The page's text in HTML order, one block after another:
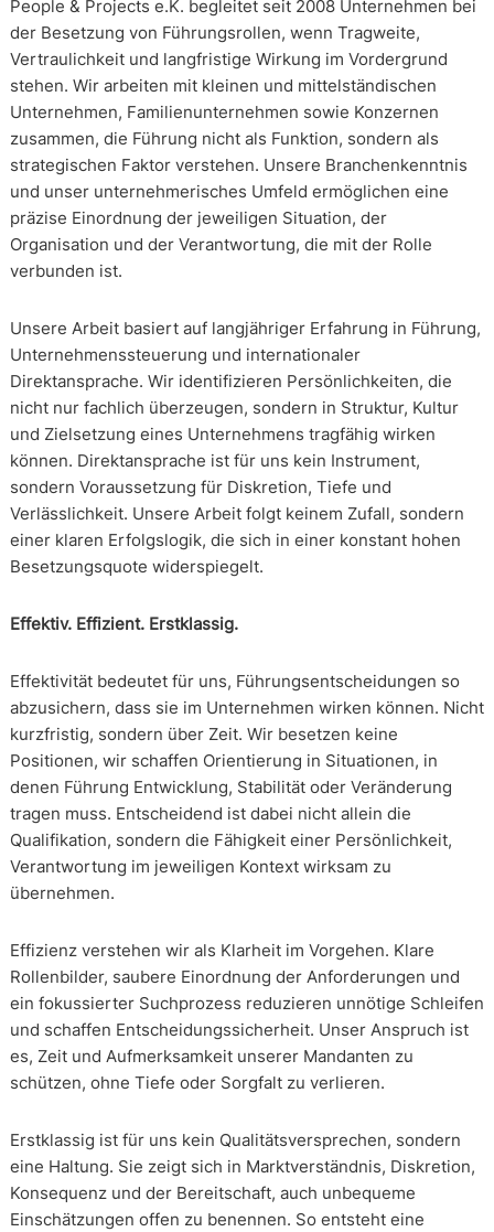
People & Projects e.K. begleitet seit 2008 Unternehmen bei
der Besetzung von Führungsrollen, wenn Tragweite,
Vertraulichkeit und langfristige Wirkung im Vordergrund
stehen. Wir arbeiten mit kleinen und mittelständischen
Unternehmen, Familienunternehmen sowie Konzernen
zusammen, die Führung nicht als Funktion, sondern als
strategischen Faktor verstehen. Unsere Branchenkenntnis
und unser unternehmerisches Umfeld ermöglichen eine
präzise Einordnung der jeweiligen Situation, der
Organisation und der Verantwortung, die mit der Rolle
verbunden ist.
Unsere Arbeit basiert auf langjähriger Erfahrung in Führung,
Unternehmenssteuerung und internationaler
Direktansprache. Wir identifizieren Persönlichkeiten, die
nicht nur fachlich überzeugen, sondern in Struktur, Kultur
und Zielsetzung eines Unternehmens tragfähig wirken
können. Direktansprache ist für uns kein Instrument,
sondern Voraussetzung für Diskretion, Tiefe und
Verlässlichkeit. Unsere Arbeit folgt keinem Zufall, sondern
einer klaren Erfolgslogik, die sich in einer konstant hohen
Besetzungsquote widerspiegelt.
Effektiv. Effizient. Erstklassig.
Effektivität bedeutet für uns, Führungsentscheidungen so
abzusichern, dass sie im Unternehmen wirken können. Nicht
kurzfristig, sondern über Zeit. Wir besetzen keine
Positionen, wir schaffen Orientierung in Situationen, in
denen Führung Entwicklung, Stabilität oder Veränderung
tragen muss. Entscheidend ist dabei nicht allein die
Qualifikation, sondern die Fähigkeit einer Persönlichkeit,
Verantwortung im jeweiligen Kontext wirksam zu
übernehmen.
Effizienz verstehen wir als Klarheit im Vorgehen. Klare
Rollenbilder, saubere Einordnung der Anforderungen und
ein fokussierter Suchprozess reduzieren unnötige Schleifen
und schaffen Entscheidungssicherheit. Unser Anspruch ist
es, Zeit und Aufmerksamkeit unserer Mandanten zu
schützen, ohne Tiefe oder Sorgfalt zu verlieren.
Erstklassig ist für uns kein Qualitätsversprechen, sondern
eine Haltung. Sie zeigt sich in Marktverständnis, Diskretion,
Konsequenz und der Bereitschaft, auch unbequeme
Einschätzungen offen zu benennen. So entsteht eine